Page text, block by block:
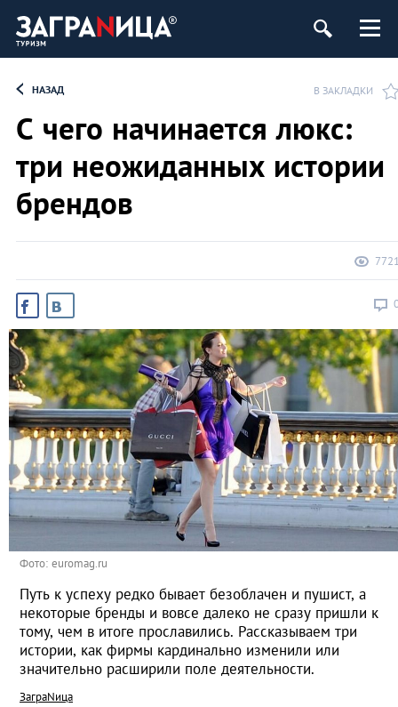
НАЗАД В ЗАКЛАДКИ
С чего начинается люкс:
три неожиданных истории
брендов
Фото: euromag.ru
Путь к успеху редко бывает безоблачен и пушист, а
некоторые бренды и вовсе далеко не сразу пришли к
тому, чем в итоге прославились. Рассказываем три
истории, как фирмы кардинально изменили или
значительно расширили поле деятельности.
ЗаграNица